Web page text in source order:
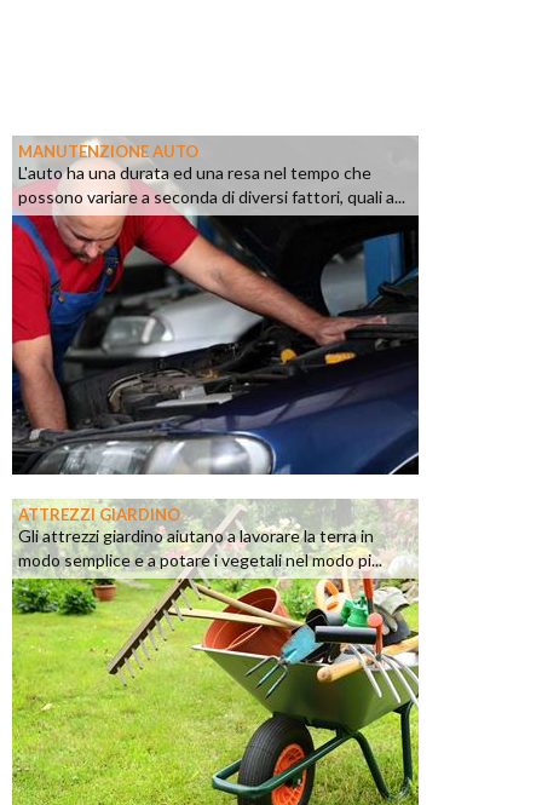
MANUTENZIONE AUTO
L'auto ha una durata ed una resa nel tempo che
possono variare a seconda di diversi fattori, quali a...
ATTREZZI GIARDINO
Gli attrezzi giardino aiutano a lavorare la terra in
modo semplice e a potare i vegetali nel modo pi...